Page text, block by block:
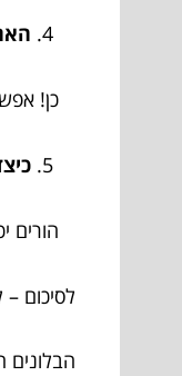
כן!
הורים
לסיכום